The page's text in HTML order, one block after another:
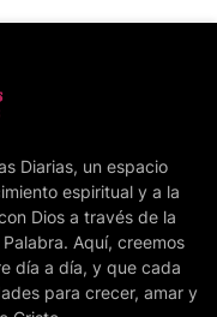
Diarias, un espacio
espiritual y a la
Dios a través de la
Aquí, creemos
día a día, y que cada
para crecer, amar y